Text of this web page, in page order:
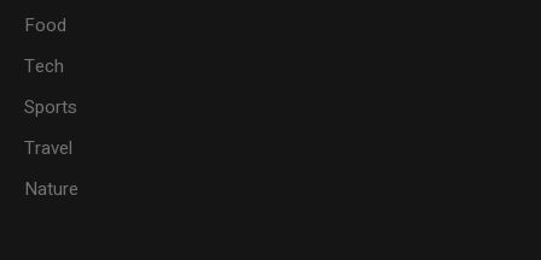
Food
Tech
Sports
Travel
Nature